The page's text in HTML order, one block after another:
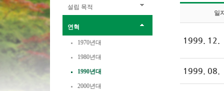
설립 목적
연혁
1970년대
1980년대
1990년대
2000년대
일
1999. 12.
1999. 08.